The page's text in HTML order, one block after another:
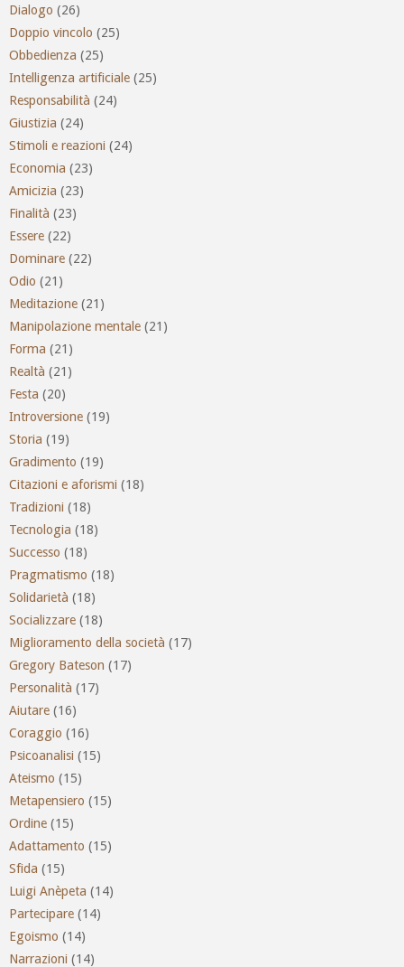
Dialogo (26)
Doppio vincolo (25)
Obbedienza (25)
Intelligenza artificiale (25)
Responsabilità (24)
Giustizia (24)
Stimoli e reazioni (24)
Economia (23)
Amicizia (23)
Finalità (23)
Essere (22)
Dominare (22)
Odio (21)
Meditazione (21)
Manipolazione mentale (21)
Forma (21)
Realtà (21)
Festa (20)
Introversione (19)
Storia (19)
Gradimento (19)
Citazioni e aforismi (18)
Tradizioni (18)
Tecnologia (18)
Successo (18)
Pragmatismo (18)
Solidarietà (18)
Socializzare (18)
Miglioramento della società (17)
Gregory Bateson (17)
Personalità (17)
Aiutare (16)
Coraggio (16)
Psicoanalisi (15)
Ateismo (15)
Metapensiero (15)
Ordine (15)
Adattamento (15)
Sfida (15)
Luigi Anèpeta (14)
Partecipare (14)
Egoismo (14)
Narrazioni (14)